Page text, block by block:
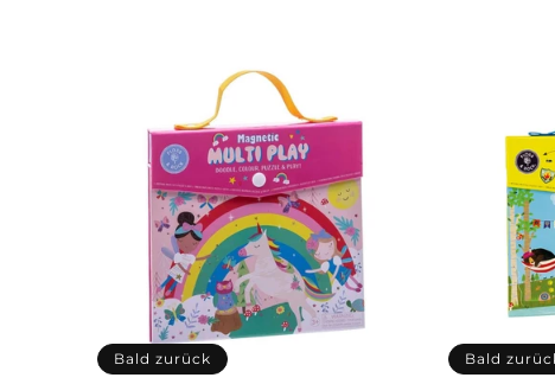
eBald zurück Bald